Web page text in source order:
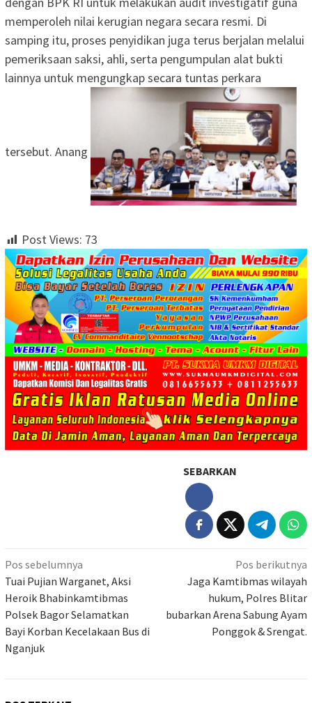
memperoleh nilai kerugian negara secara resmi. Di
samping itu, proses penyidikan juga terus berjalan melalui
pemeriksaan saksi, ahli, serta pengumpulan alat bukti
lainnya untuk mengungkap secara tuntas perkara
tersebut. Anang
Post Views: 73
SEBARKAN
Navigasi
pos
Pos sebelumnya
Tuai Pujian Warganet, Aksi
Heroik Bhabinkamtibmas
Polsek Bagor Selamatkan
Bayi Korban Kecelakaan Bus di
Nganjuk
Pos berikutnya
Jaga Kamtibmas wilayah
hukum, Polres Blitar
bubarkan Arena Sabung Ayam
Ponggok & Srengat.